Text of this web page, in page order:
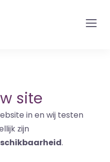
site
in en wij testen
zijn
.